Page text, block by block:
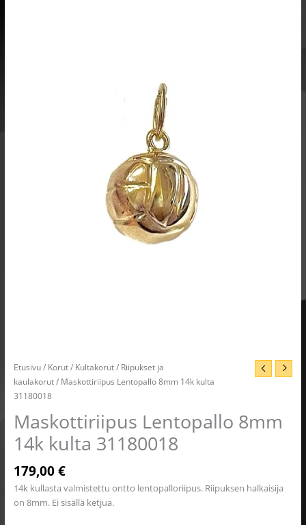
Etusivu/ Korut/ Kultakorut/ Riipukset ja
kaulakorut/ Maskottiriipus Lentopallo 8mm 14k kulta
31180018
Maskottiriipus Lentopallo 8mm
14k kulta 31180018
179,00€
14k kullasta valmistettu ontto lentopalloriipus. Riipuksen halkaisija
on 8mm. Ei sisällä ketjua.